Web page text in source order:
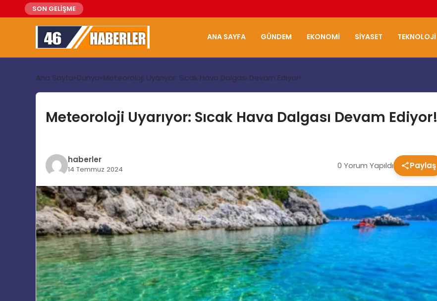
SON GELİŞME
ANA SAYFA GÜNDEM EKONOMI SIYASET TEKNOLOJI
Ana Sayfa Dünya Meteoroloji Uyarıyor: Sıcak Hava Dalgası Devam Ediyor!
Meteoroloji Uyarıyor: Sıcak Hava Dalgası Devam Ediyor!
haberler
14 Temmuz 2024 0 Yorum Yapıldı Paylaş